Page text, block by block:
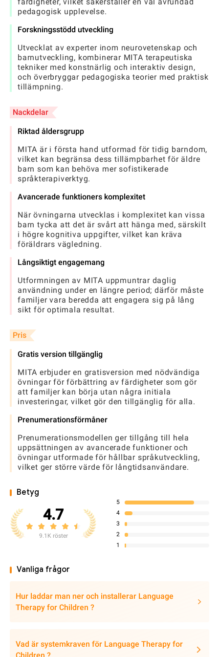
pedagogisk upplevelse.
Forskningsstödd utveckling
Utvecklat av experter inom neurovetenskap och
barnutveckling, kombinerar MITA terapeutiska
tekniker med konstnärlig och interaktiv design,
och överbryggar pedagogiska teorier med praktisk
tillämpning.
Nackdelar
Riktad åldersgrupp
MITA är i första hand utformad för tidig barndom,
vilket kan begränsa dess tillämpbarhet för äldre
barn som kan behöva mer sofistikerade
språkterapiverktyg.
Avancerade funktioners komplexitet
När övningarna utvecklas i komplexitet kan vissa
barn tycka att det är svårt att hänga med, särskilt
i högre kognitiva uppgifter, vilket kan kräva
föräldrars vägledning.
Långsiktigt engagemang
Utformningen av MITA uppmuntrar daglig
användning under en längre period; därför måste
familjer vara beredda att engagera sig på lång
sikt för optimala resultat.
Pris
Gratis version tillgänglig
MITA erbjuder en gratisversion med nödvändiga
övningar för förbättring av färdigheter som gör
att familjer kan börja utan några initiala
investeringar, vilket gör den tillgänglig för alla.
Prenumerationsförmåner
Prenumerationsmodellen ger tillgång till hela
uppsättningen av avancerade funktioner och
övningar utformade för hållbar språkutveckling,
vilket ger större värde för långtidsanvändare.
Betyg
4.7
9.1K röster
5
4
3
2
1
Vanliga frågor
Hur laddar man ner och installerar Language
Therapy for Children ?
Vad är systemkraven för Language Therapy for